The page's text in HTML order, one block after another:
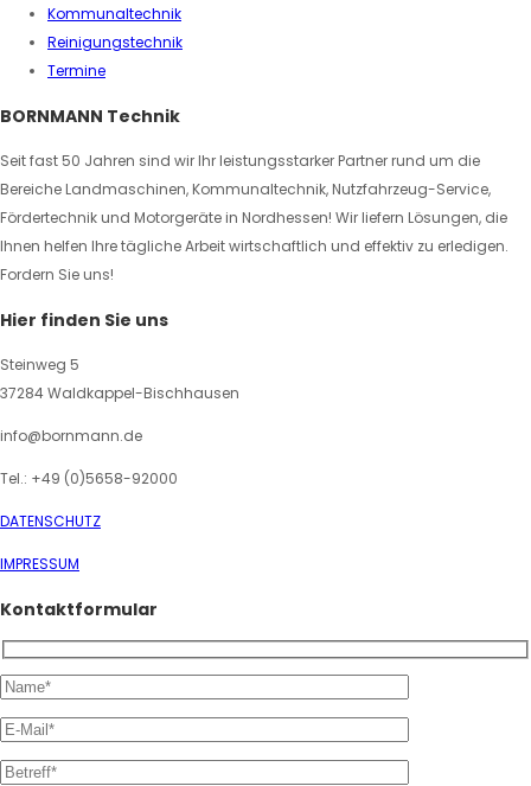
Kommunaltechnik
Reinigungstechnik
Termine
BORNMANN Technik
Seit fast 50 Jahren sind wir Ihr leistungsstarker Partner rund um die
Bereiche Landmaschinen, Kommunaltechnik, Nutzfahrzeug-Service,
Fördertechnik und Motorgeräte in Nordhessen! Wir liefern Lösungen, die
Ihnen helfen Ihre tägliche Arbeit wirtschaftlich und effektiv zu erledigen.
Fordern Sie uns!
Hier finden Sie uns
Steinweg 5
37284 Waldkappel-Bischhausen
info@bornmann.de
Tel.: +49 (0)5658-92000
DATENSCHUTZ
IMPRESSUM
Kontaktformular